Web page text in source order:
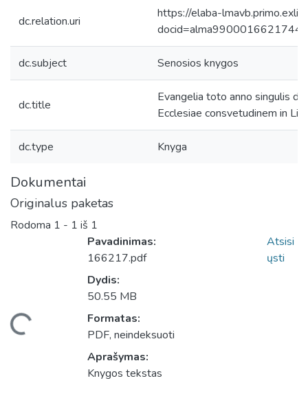
dc.relation.uri
https://elaba-
dc.subject Senosios knygos
dc.title
Evangelia toto anno singulis
Ecclesiae consvetudinem in
dc.type Knyga
Dokumentai
Originalus paketas
Rodoma 1 - 1 iš 1
Įkeliama...
Pavadinimas:
166217.pdf
Dydis:
50.55 MB
Formatas:
PDF, neindeksuoti
Aprašymas:
Knygos tekstas
Atsisi
ųsti